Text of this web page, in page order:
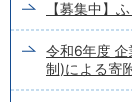
【募集中】
令和6年度
制)による寄